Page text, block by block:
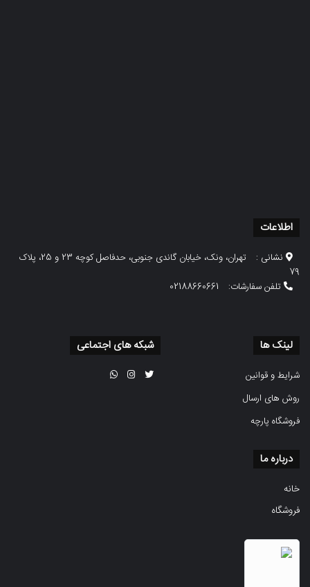
اطلاعات
نشانی :
تهران، ونک، خیابان گاندی جنوبی، حدفاصل کوچه 23 و 25، پلاک
79
تلفن سفارشات:
02188660661
لینک ها
شرایط و قوانین
روش های ارسال
فروشگاه پارچه
شبکه های اجتماعی
درباره ما
خانه
فروشگاه